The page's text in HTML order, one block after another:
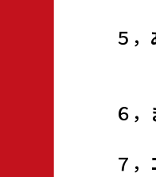
５，
（道
６，
７，